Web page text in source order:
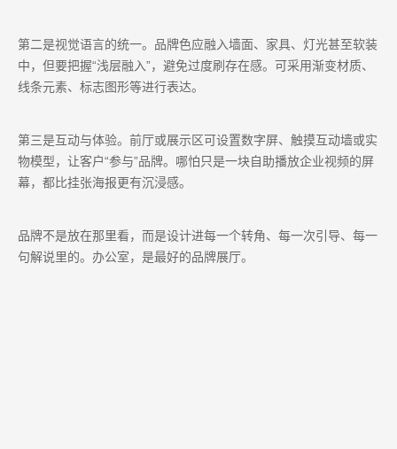
第二是视觉语言的统一。品牌色应融入墙面、家具、灯光甚至软装
中，但要把握“浅层融入”，避免过度刷存在感。可采用渐变材质、
线条元素、标志图形等进行表达。
第三是互动与体验。前厅或展示区可设置数字屏、触摸互动墙或实
物模型，让客户“参与”品牌。哪怕只是一块自助播放企业视频的屏
幕，都比挂张海报更有沉浸感。
品牌不是放在那里看，而是设计进每一个转角、每一次引导、每一
句解说里的。办公室，是最好的品牌展厅。